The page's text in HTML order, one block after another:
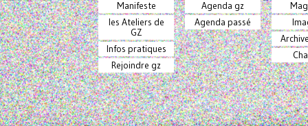
Manifeste
les Ateliers de
GZ
Infos pratiques
Rejoindre gz
Agenda gz
Agenda passé